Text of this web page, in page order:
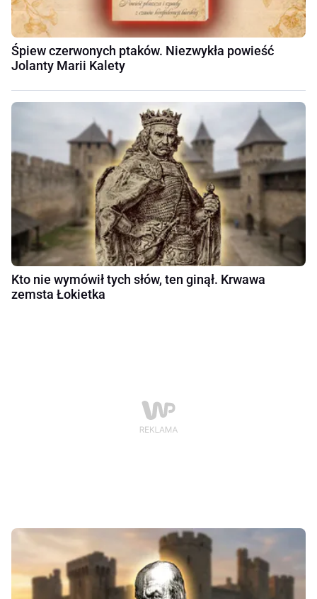
Śpiew czerwonych ptaków. Niezwykła powieść
Jolanty Marii Kalety
Kto nie wymówił tych słów, ten ginął. Krwawa
zemsta Łokietka